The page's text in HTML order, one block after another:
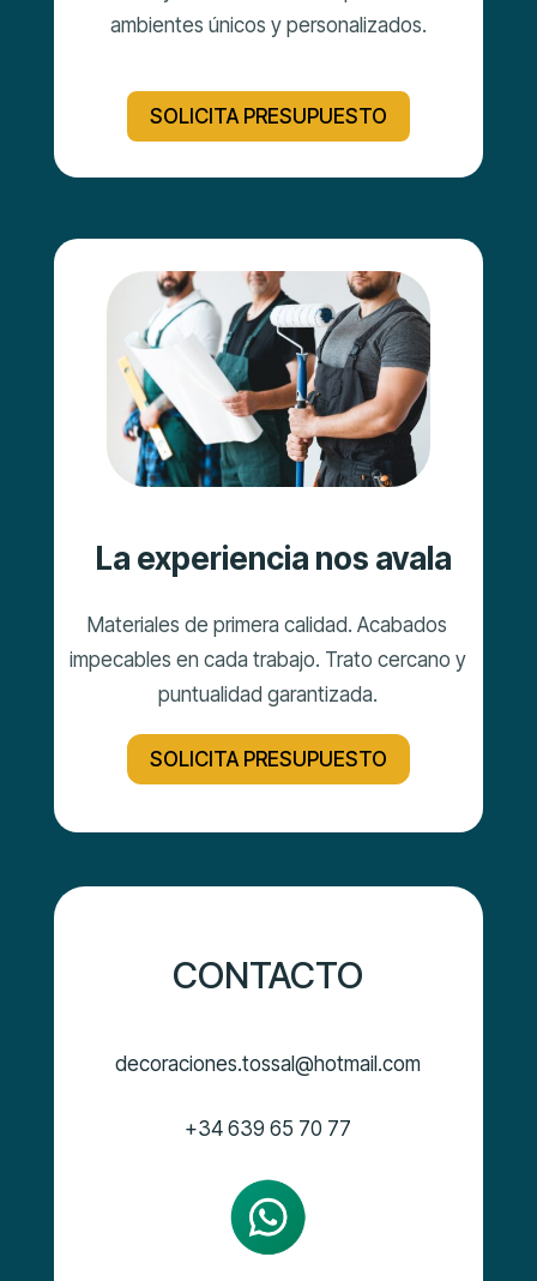
ambientes únicos y personalizados.
SOLICITA PRESUPUESTO
La experiencia nos avala
Materiales de primera calidad. Acabados
impecables en cada trabajo. Trato cercano y
puntualidad garantizada.
SOLICITA PRESUPUESTO
CONTACTO
decoraciones.tossal@hotmail.com
+34 639 65 70 77